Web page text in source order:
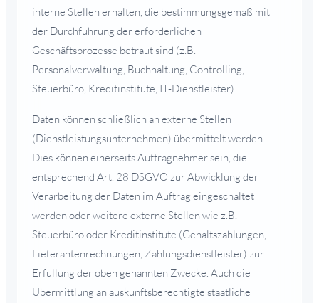
interne Stellen erhalten, die bestimmungsgemäß mit
der Durchführung der erforderlichen
Geschäftsprozesse betraut sind (z.B.
Personalverwaltung, Buchhaltung, Controlling,
Steuerbüro, Kreditinstitute, IT-Dienstleister).
Daten können schließlich an externe Stellen
(Dienstleistungsunternehmen) übermittelt werden.
Dies können einerseits Auftragnehmer sein, die
entsprechend Art. 28 DSGVO zur Abwicklung der
Verarbeitung der Daten im Auftrag eingeschaltet
werden oder weitere externe Stellen wie z.B.
Steuerbüro oder Kreditinstitute (Gehaltszahlungen,
Lieferantenrechnungen, Zahlungsdienstleister) zur
Erfüllung der oben genannten Zwecke. Auch die
Übermittlung an auskunftsberechtigte staatliche